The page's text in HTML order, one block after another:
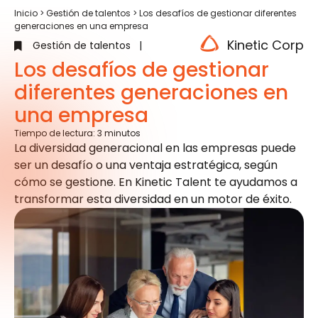
Inicio > Gestión de talentos > Los desafíos de gestionar diferentes
generaciones en una empresa
Kinetic Corp
Gestión de talentos |
Los desafíos de gestionar
diferentes generaciones en
una empresa
Tiempo de lectura: 3 minutos
La diversidad generacional en las empresas puede
ser un desafío o una ventaja estratégica, según
cómo se gestione. En Kinetic Talent te ayudamos a
transformar esta diversidad en un motor de éxito.